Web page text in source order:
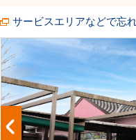
サービスエリアなどで忘